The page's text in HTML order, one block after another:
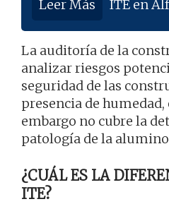
Leer Más ITE en
La auditoría de la
analizar riesgos
seguridad de las
presencia de humedad,
embargo no cubre la
patología de la
¿CUÁL ES LA
ITE?